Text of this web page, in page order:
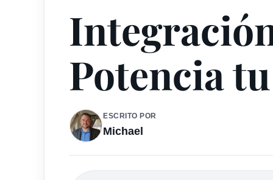
Potencia
ESCRITO POR
Michael